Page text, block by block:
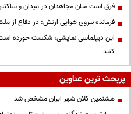
فرق است میان مجاهدان در میدان و
فرمانده نیروی هوایی ارتش: در دفاع از
این دیپلماسی نمایشی، شکست خورده
کنید
پربحث ترین عناوین
هشتمین کلان شهر ایران مشخص شد